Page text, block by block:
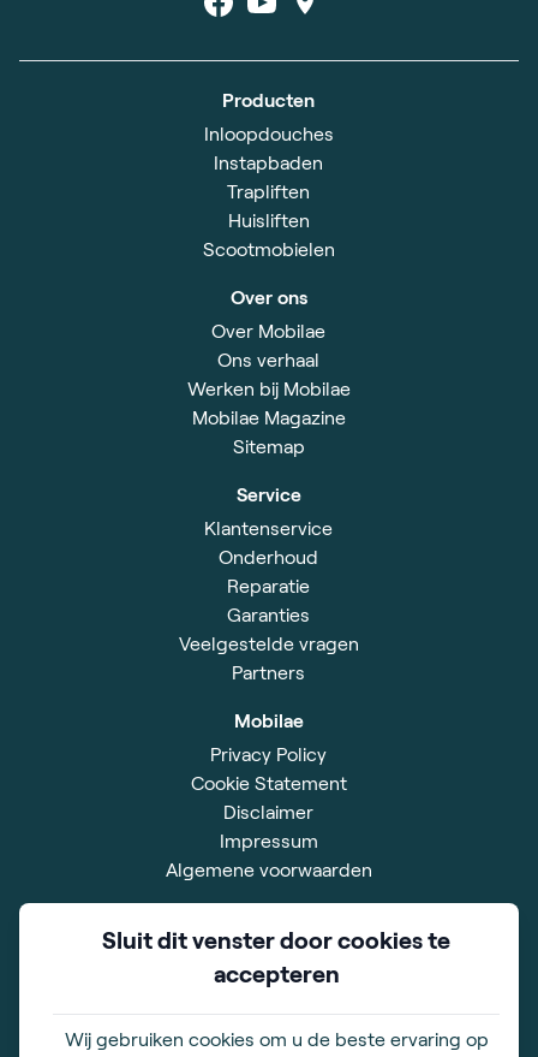
Producten
Inloopdouches
Instapbaden
Trapliften
Huisliften
Scootmobielen
Over ons
Over Mobilae
Ons verhaal
Werken bij Mobilae
Mobilae Magazine
Sitemap
Service
Klantenservice
Onderhoud
Reparatie
Garanties
Veelgestelde vragen
Partners
Mobilae
Privacy Policy
Cookie Statement
Disclaimer
Impressum
Algemene voorwaarden
Xavier De Cocklaan 42
9831 Deurle
Sluit dit venster door cookies te
accepteren
Wij gebruiken cookies om u de beste ervaring op